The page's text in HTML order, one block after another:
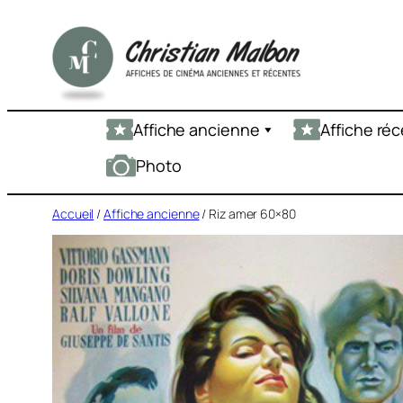
contenu
Affiche ancienne Affiche
Photo
Accueil /Affiche ancienne/ Riz amer 60×80